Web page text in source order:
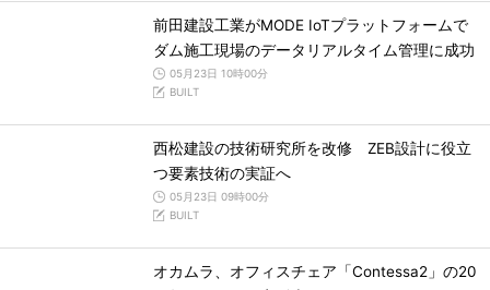
前田建設工業がMODE IoTプラットフォームで
ダム施工現場のデータリアルタイム管理に成功
05月23日 10時00分
BUILT
西松建設の技術研究所を改修 ZEB設計に役立
つ要素技術の実証へ
05月23日 09時00分
BUILT
オカムラ、オフィスチェア「Contessa2」の20